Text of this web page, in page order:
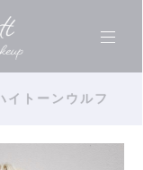
イトーンウルフ